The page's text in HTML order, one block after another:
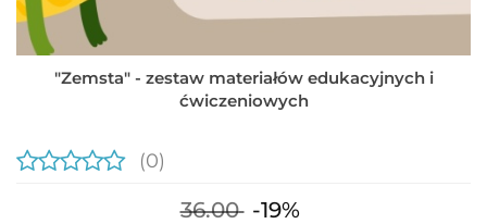
"Zemsta" - zestaw materiałów edukacyjnych i
ćwiczeniowych
(0)
36.00 -19%